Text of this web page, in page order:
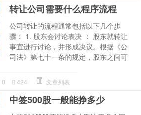
转让公司需要什么程序流程
公司转让的流程通常包括以下几个步
骤： 1. 股东会讨论表决 ： 股东就转让
事宜进行讨论，并形成决议。根据《公
司法》第七十一条的规定，股东之间可
0 424 文章列表
中签500股一般能挣多少